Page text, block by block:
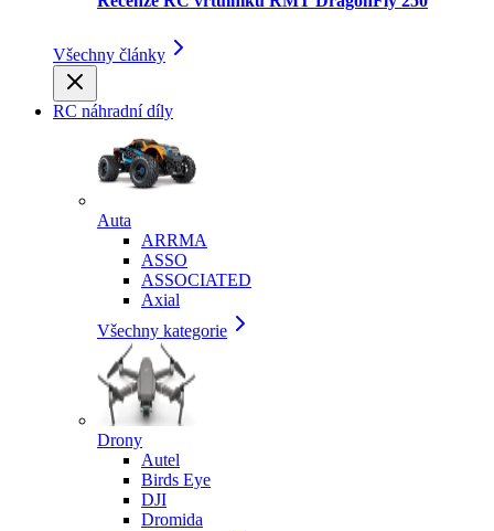
Všechny články
RC náhradní díly
Auta
ARRMA
ASSO
ASSOCIATED
Axial
Všechny kategorie
Drony
Autel
Birds Eye
DJI
Dromida